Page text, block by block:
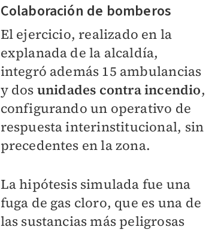
Colaboración de bomberos
El ejercicio, realizado en la
explanada de la alcaldía,
integró además 15 ambulancias
y dos unidades contra incendio,
configurando un operativo de
respuesta interinstitucional, sin
precedentes en la zona.
La hipótesis simulada fue una
fuga de gas cloro, que es una de
las sustancias más peligrosas